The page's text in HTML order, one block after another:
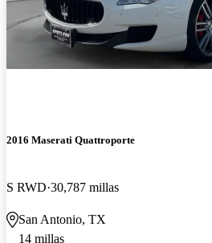
2016 Maserati Quattroporte
S RWD 30,787 millas
San Antonio, TX
14 millas